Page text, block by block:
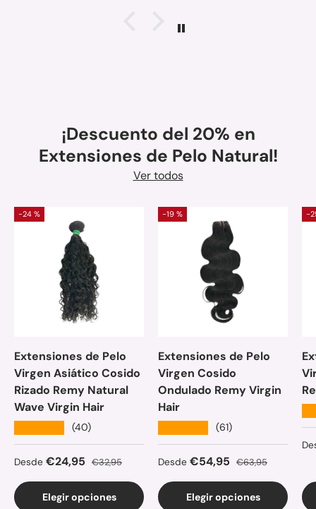
¡Descuento del 20% en
Extensiones de Pelo Natural!
Ver todos
-24 %
Extensiones de Pelo
Virgen Asiático Cosido
Rizado Remy Natural
Wave Virgin Hair
(40)
Precio de venta
Desde €24,95 Precio normal
€32,95
Elegir opciones
-19 %
Extensiones de Pelo
Virgen Cosido
Ondulado Remy Virgin
Hair
(61)
Precio de venta
Desde €54,95 Precio normal
€63,95
Elegir opciones
-